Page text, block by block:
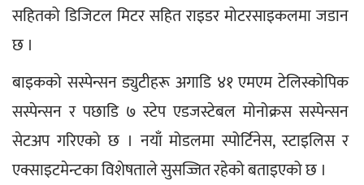
सहितको डिजिटल मिटर सहित राइडर मोटरसाइकलमा जडान
छ ।
बाइकको सस्पेन्सन ड्युटीहरू अगाडि ४१ एमएम टेलिस्कोपिक
सस्पेन्सन र पछाडि ७ स्टेप एडजस्टेबल मोनोक्रस सस्पेन्सन
सेटअप गरिएको छ । नयाँ मोडलमा स्पोर्टिनेस, स्टाइलिस र
एक्साइटमेन्टका विशेषताले सुसज्जित रहेको बताइएको छ ।